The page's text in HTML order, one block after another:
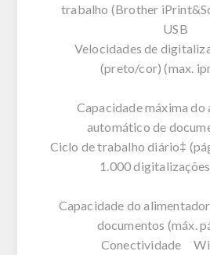
trabalho (Brother
USB
Velocidades de
(preto/cor) (max.
Capacidade máxima
automático de
Ciclo de trabalho diário‡
1.000
Capacidade do
documentos (máx.
Conectividade